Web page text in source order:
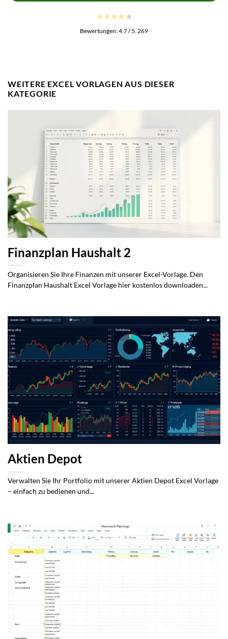
Bewertungen:4.7/ 5. 269
WEITERE EXCEL VORLAGEN AUS DIESER
KATEGORIE
Finanzplan Haushalt 2
Organisieren Sie Ihre Finanzen mit unserer Excel-Vorlage. Den
Finanzplan Haushalt Excel Vorlage hier kostenlos downloaden...
Aktien Depot
Verwalten Sie Ihr Portfolio mit unserer Aktien Depot Excel Vorlage
– einfach zu bedienen und...